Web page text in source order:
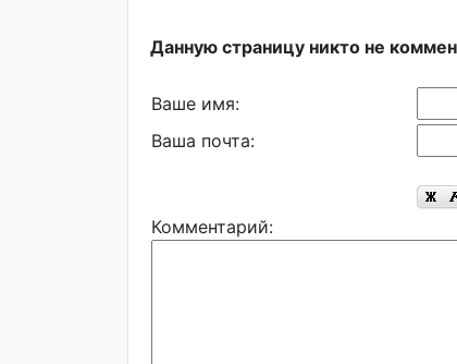
Данную страницу никто не
Ваше имя:
Ваша почта:
Комментарий: